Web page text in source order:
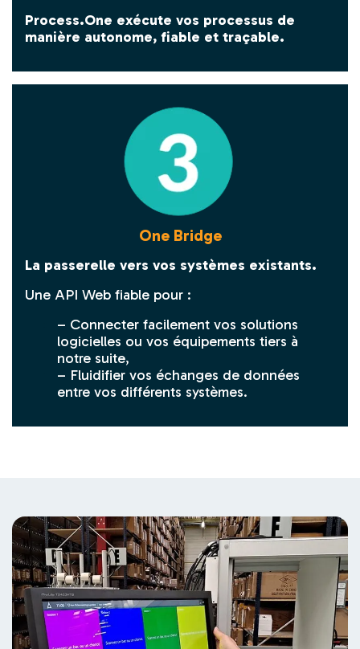
Process.One exécute vos processus de
manière autonome, fiable et traçable.
One Bridge
La passerelle vers vos systèmes existants.
Une API Web fiable pour :
– Connecter facilement vos solutions
logicielles ou vos équipements tiers à
notre suite,
– Fluidifier vos échanges de données
entre vos différents systèmes.